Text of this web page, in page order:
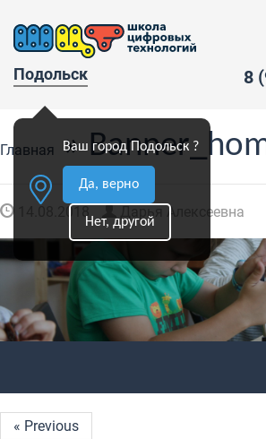
Подольск
Ваш город Подольск ?
Да, верно
Нет, другой
8
Главная »
14.08.2018 Дарья Алексеевна
« Previous